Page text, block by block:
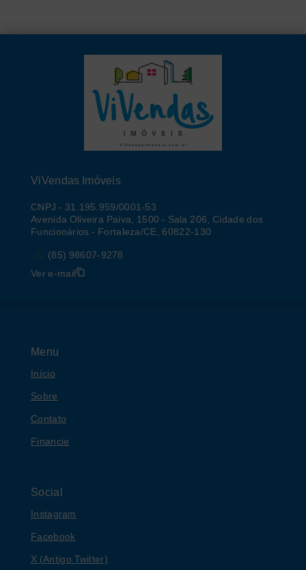
Menu
Início
Sobre
Contato
Financie
Social
Instagram
Facebook
X (Antigo Twitter)
ViVendas Imóveis
CNPJ - 31.195.959/0001-53
Avenida Oliveira Paiva, 1500 - Sala 206, Cidade dos
Funcionários - Fortaleza/CE, 60822-130
(85) 98607-9278
Ver e-mail